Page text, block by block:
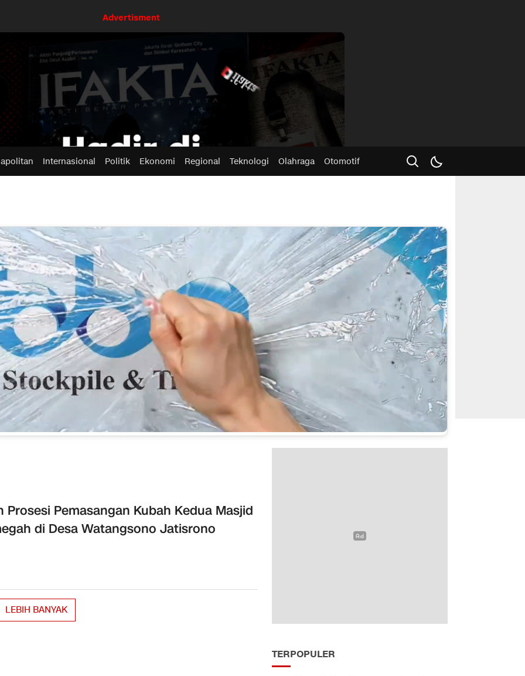
Advertisment
Internasional Politik Ekonomi Regional Teknologi Olahraga Otomotif
Prosesi Pemasangan Kubah Kedua Masjid
di Desa Watangsono Jatisrono
LEBIH BANYAK
TERPOPULER